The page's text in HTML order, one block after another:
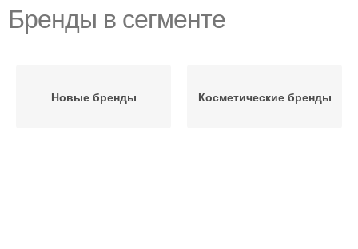
Бренды в сегменте
Новые бренды Косметические бренды